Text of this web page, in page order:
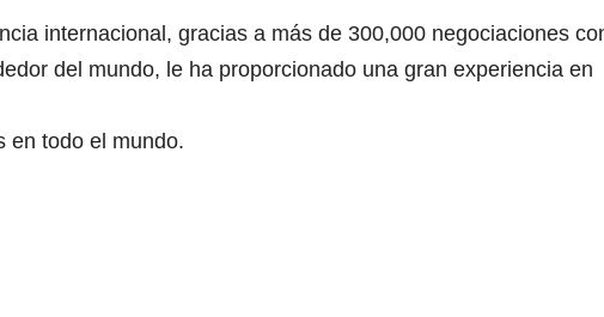
internacional, gracias a más de 300,000 negociaciones
del mundo, le ha proporcionado una gran experiencia en
en todo el mundo.